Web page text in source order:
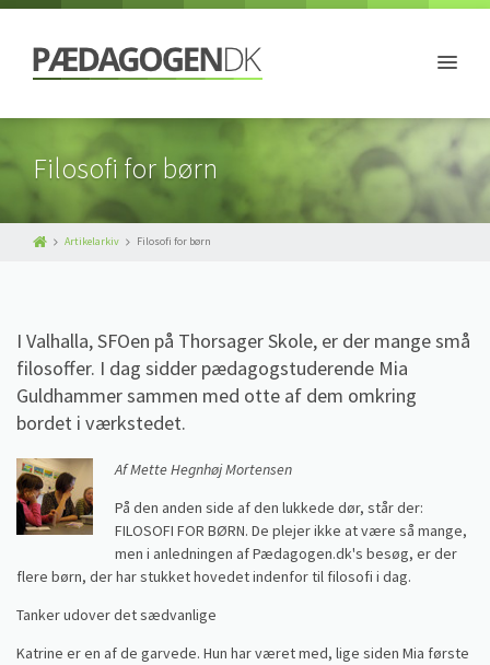
Filosofi for børn
Artikelarkiv Filosofi for børn
I Valhalla, SFOen på Thorsager Skole, er der mange små
filosoffer. I dag sidder pædagogstuderende Mia
Guldhammer sammen med otte af dem omkring
bordet i værkstedet.
Af Mette Hegnhøj Mortensen
På den anden side af den lukkede dør, står der:
FILOSOFI FOR BØRN. De plejer ikke at være så mange,
men i anledningen af Pædagogen.dk's besøg, er der
flere børn, der har stukket hovedet indenfor til filosofi i dag.
Tanker udover det sædvanlige
Katrine er en af de garvede. Hun har været med, lige siden Mia første